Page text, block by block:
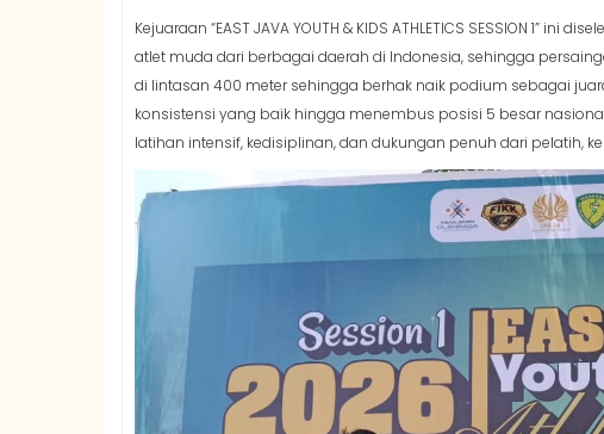
Kejuaraan “EAST JAVA YOUTH & KIDS ATHLETICS SESSION 1”
atlet muda dari berbagai daerah di Indonesia, sehingga
di lintasan 400 meter sehingga berhak naik podium sebagai
konsistensi yang baik hingga menembus posisi 5 besar
latihan intensif, kedisiplinan, dan dukungan penuh dari pelatih,